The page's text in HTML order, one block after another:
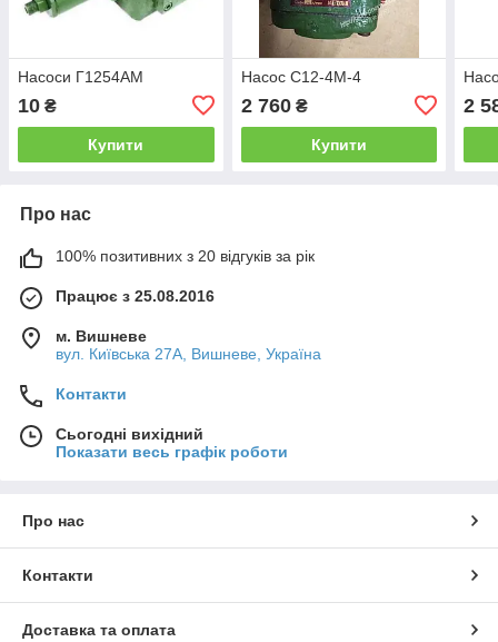
Насоси Г1254АМ
10 ₴
Купити
Насос С12-4М-4
2 760₴
Купити
2
Про нас
100% позитивних з 20 відгуків за рік
Працює з 25.08.2016
м. Вишневе
вул. Київська 27А, Вишневе, Україна
Контакти
Сьогодні вихідний
Показати весь графік роботи
Про нас
Контакти
Доставка та оплата